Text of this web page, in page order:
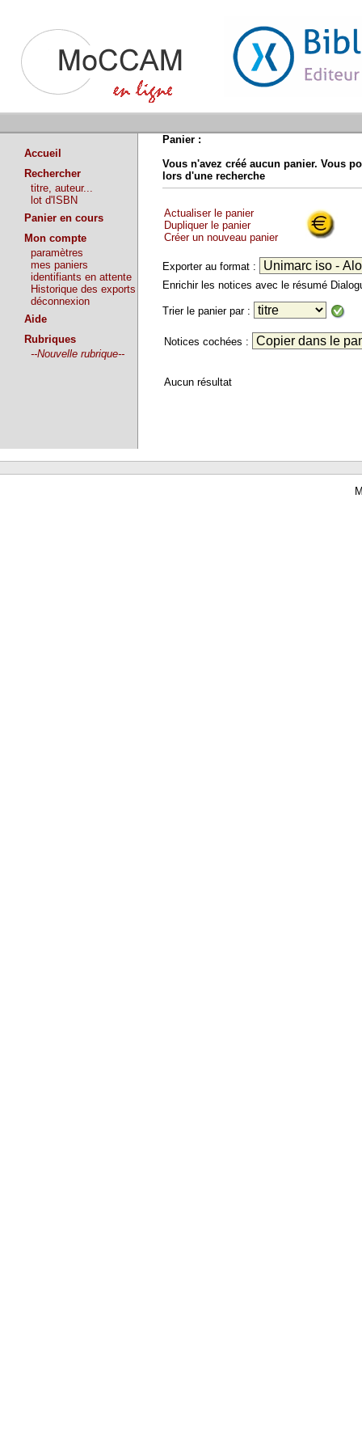
Accueil
Rechercher
titre, auteur...
lot d'ISBN
Panier en cours
Mon compte
paramètres
mes paniers
identifiants en attente
Historique des exports
déconnexion
Aide
Rubriques
--Nouvelle rubrique--
Panier :
Vous n'avez créé aucun panier. Vous
lors d'une recherche
Actualiser le panier
Dupliquer le panier
Créer un nouveau panier
Exporter au format :
Enrichir les notices avec le résumé
Trier le panier par :
Notices cochées :
Aucun résultat